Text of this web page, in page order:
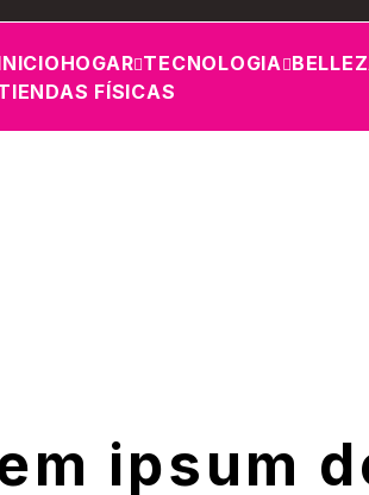
HOGAR TECNOLOGIA
FÍSICAS
ipsum